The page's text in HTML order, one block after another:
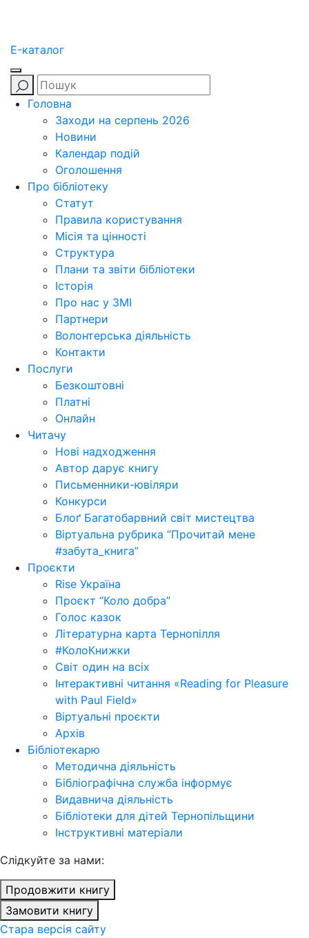
E-каталог
Головна
Заходи на серпень 2026
Новини
Календар подій
Оголошення
Про бібліотеку
Статут
Правила користування
Місія та цінності
Структура
Плани та звіти бібліотеки
Історія
Про нас у ЗМІ
Партнери
Волонтерська діяльність
Контакти
Послуги
Безкоштовні
Платні
Онлайн
Читачу
Нові надходження
Автор дарує книгу
Письменники-ювіляри
Конкурси
Блоґ Багатобарвний світ мистецтва
Віртуальна рубрика “Прочитай мене
#забута_книга”
Проєкти
Rise Україна
Проєкт “Коло добра”
Голос казок
Літературна карта Тернопілля
#КолоКнижки
Світ один на всіх
Інтерактивні читання «Reading for Pleasure
with Paul Field»
Віртуальні проєкти
Архів
Бібліотекарю
Методична діяльність
Бібліографічна служба інформує
Видавнича діяльність
Бібліотеки для дітей Тернопільщини
Інструктивні матеріали
Cлідкуйте за нами:
Продовжити книгу
Замовити книгу
Стара версія сайту